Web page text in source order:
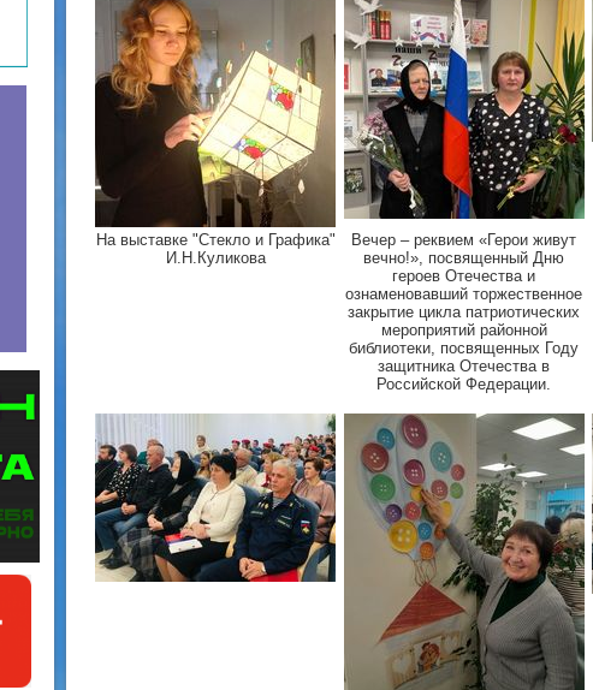
На выставке "Стекло и Графика"
И.Н.Куликова
Вечер – реквием «Герои живут
вечно!», посвященный Дню
героев Отечества и
ознаменовавший торжественное
закрытие цикла патриотических
мероприятий районной
библиотеки, посвященных Году
защитника Отечества в
Российской Федерации.